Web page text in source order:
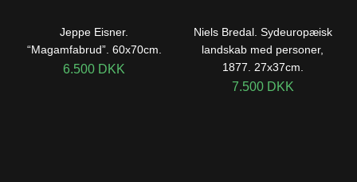
Jeppe Eisner.
“Magamfabrud”. 60x70cm.
6.500 DKK
Niels Bredal. Sydeuropæisk
landskab med personer,
1877. 27x37cm.
7.500 DKK